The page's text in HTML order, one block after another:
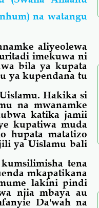
na watangu
aliyeolewa
imekuwa ni
bila ya kupata
ya kupendana tu
Hakika si
na mwanamke
katika jamii
kupatiwa muda
hupata matatizo
ya Uislamu bali
tena
mkapatikana
lakini pindi
njia mbaya au
Da'wah na